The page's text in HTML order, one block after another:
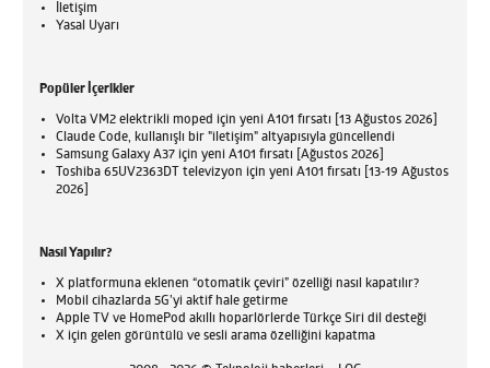
İletişim
Yasal Uyarı
Popüler İçerikler
Volta VM2 elektrikli moped için yeni A101 fırsatı [13 Ağustos 2026]
Claude Code, kullanışlı bir "iletişim" altyapısıyla güncellendi
Samsung Galaxy A37 için yeni A101 fırsatı [Ağustos 2026]
Toshiba 65UV2363DT televizyon için yeni A101 fırsatı [13-19 Ağustos
2026]
Nasıl Yapılır?
X platformuna eklenen “otomatik çeviri” özelliği nasıl kapatılır?
Mobil cihazlarda 5G’yi aktif hale getirme
Apple TV ve HomePod akıllı hoparlörlerde Türkçe Siri dil desteği
X için gelen görüntülü ve sesli arama özelliğini kapatma